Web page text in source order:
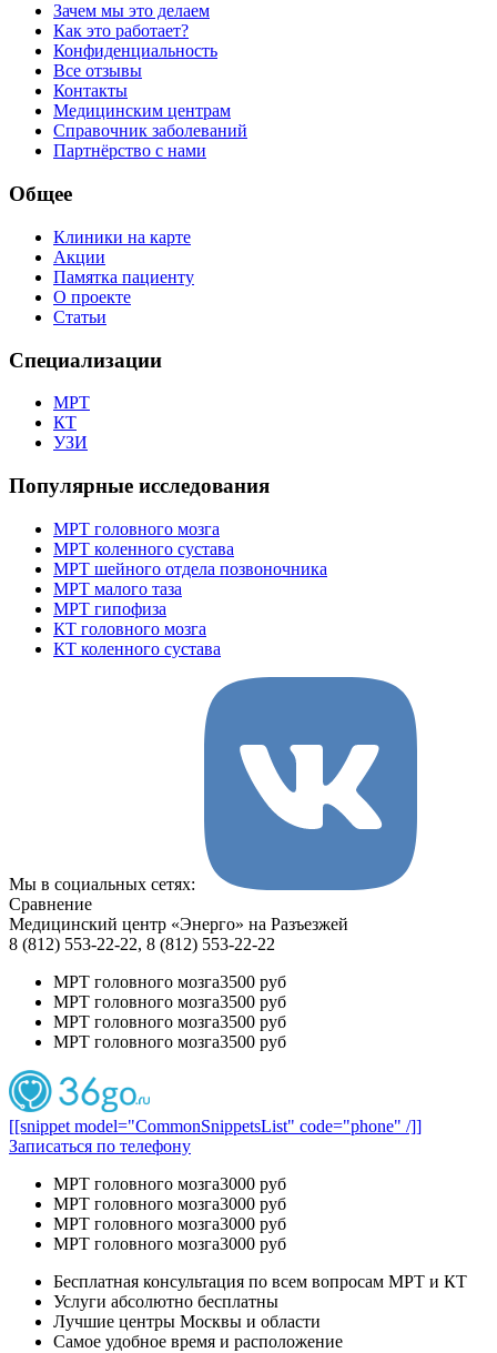
Зачем мы это делаем
Как это работает?
Конфиденциальность
Все отзывы
Контакты
Медицинским центрам
Справочник заболеваний
Партнёрство с нами
Общее
Клиники на карте
Акции
Памятка пациенту
О проекте
Статьи
Специализации
МРТ
КТ
УЗИ
Популярные исследования
МРТ головного мозга
МРТ коленного сустава
МРТ шейного отдела позвоночника
МРТ малого таза
МРТ гипофиза
КТ головного мозга
КТ коленного сустава
Мы в социальных сетях:
Сравнение
Медицинский центр «Энерго» на Разъезжей
8 (812) 553-22-22, 8 (812) 553-22-22
МРТ головного мозга3500 руб
МРТ головного мозга3500 руб
МРТ головного мозга3500 руб
МРТ головного мозга3500 руб
[[snippet model="CommonSnippetsList" code="phone" /]]
Записаться по телефону
МРТ головного мозга3000 руб
МРТ головного мозга3000 руб
МРТ головного мозга3000 руб
МРТ головного мозга3000 руб
Бесплатная консультация по всем вопросам МРТ и КТ
Услуги абсолютно бесплатны
Лучшие центры Москвы и области
Самое удобное время и расположение